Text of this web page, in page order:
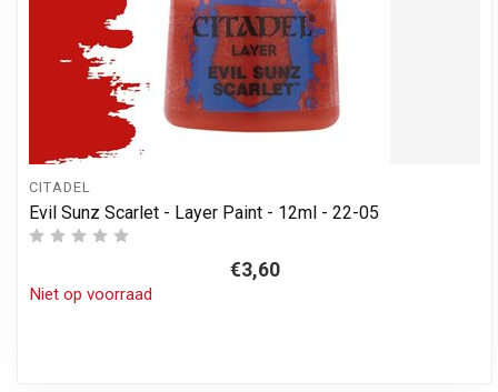
CITADEL
Evil Sunz Scarlet - Layer Paint - 12ml - 22-05
€3,60
Niet op voorraad